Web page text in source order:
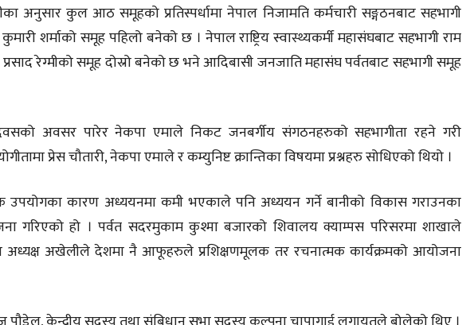
अनुसार कुल आठ समूहको प्रतिस्पर्धामा नेपाल निजामति कर्मचारी सङ्गठनबाट सहभागी
शर्माको समूह पहिलो बनेको छ । नेपाल राष्ट्रिय स्वास्थ्यकर्मी महासंघबाट सहभागी राम
रेग्मीको समूह दोस्रो बनेको छ भने आदिबासी जनजाति महासंघ पर्वतबाट सहभागी समूह
अवसर पारेर नेकपा एमाले निकट जनबर्गीय संगठनहरुको सहभागीता रहने गरी
प्रेस चौतारी, नेकपा एमाले र कम्युनिष्ट क्रान्तिका विषयमा प्रश्नहरु सोधिएको थियो ।
कारण अध्ययनमा कमी भएकाले पनि अध्ययन गर्ने बानीको विकास गराउनका
गरिएको हो । पर्वत सदरमुकाम कुश्मा बजारको शिवालय क्याम्पस परिसरमा शाखाले
अध्यक्ष अखेलीले देशमा नै आफूहरुले प्रशिक्षणमूलक तर रचनात्मक कार्यक्रमको आयोजना